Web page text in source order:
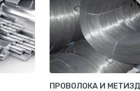
ПРОВОЛОКА И